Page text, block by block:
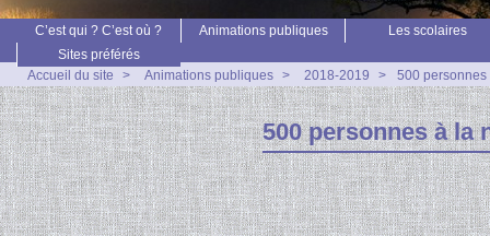
C’est qui ? C’est où ? Animations publiques
Les scolaires
Sites préférés
Accueil du site
> Animations publiques > 2018-2019 > 500 personnes
500 personnes à la